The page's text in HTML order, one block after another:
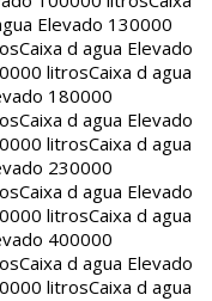
Elevado 130000
Caixa d agua Elevado
litrosCaixa d agua
180000
Caixa d agua Elevado
litrosCaixa d agua
230000
Caixa d agua Elevado
litrosCaixa d agua
400000
Caixa d agua Elevado
litrosCaixa d agua